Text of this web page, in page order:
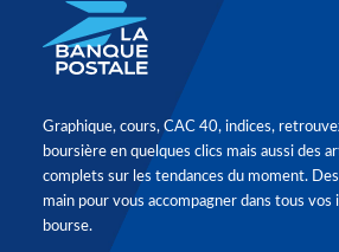
Graphique, cours, CAC 40, indices,
boursière en quelques clics mais aussi des
complets sur les tendances du moment.
main pour vous accompagner dans tous
bourse.